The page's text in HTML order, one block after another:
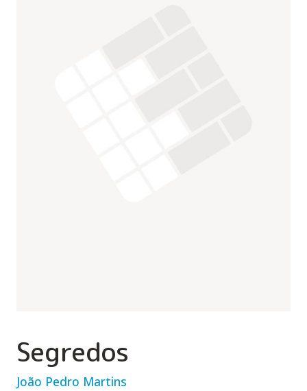
Segredos
João Pedro Martins